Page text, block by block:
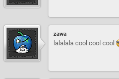
zawa
lalalala cool cool cool